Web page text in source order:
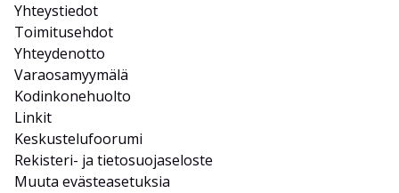
Yhteystiedot
Toimitusehdot
Yhteydenotto
Varaosamyymälä
Kodinkonehuolto
Linkit
Keskustelufoorumi
Rekisteri- ja tietosuojaseloste
Muuta evästeasetuksia